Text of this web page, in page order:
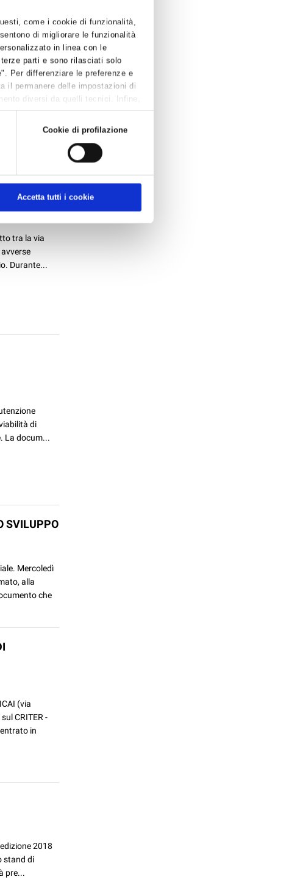
come i cookie di funzionalità,
di migliorare le funzionalità
in linea con le
parti e sono rilasciati solo
Per differenziare le preferenze e
il permanere delle impostazioni di
diversi da quelli tecnici. Infine,
Cookie di profilazione
Accetta tutti i cookie
ha firmato
in
e di
tra la via
Durante...
di
La docum...
SVILUPPO
Mercoledì
alla
che
(via
CRITER -
entrato in
2018
stand di
pre...